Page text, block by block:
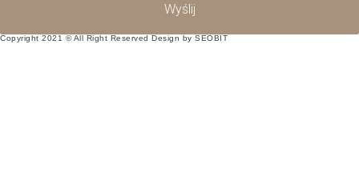
Wyślij
Copyright 2021 © All Right Reserved Design by SEOBIT